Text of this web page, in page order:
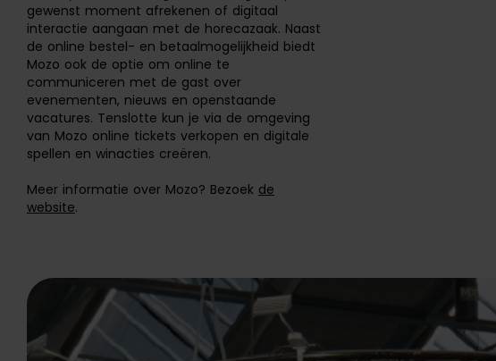
gewenst moment afrekenen of digitaal
interactie aangaan met de horecazaak. Naast
de online bestel- en betaalmogelijkheid biedt
Mozo ook de optie om online te
communiceren met de gast over
evenementen, nieuws en openstaande
vacatures. Tenslotte kun je via de omgeving
van Mozo online tickets verkopen en digitale
spellen en winacties creëren.
Meer informatie over Mozo? Bezoek de
website.